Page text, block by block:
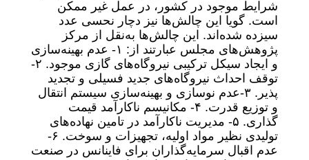
شرایط موجود در کشور، در عمل غیر ممکن
است. گویا این چالش‌ها نیز دچار نحسی عدد
سیزده شده‌اند. این چالش‌ها به‌نقل از مرکز
پژوهش‌های مجلس عبارتند از: ۱- عدم بهینه‌سازی
و ایجاد سیکل ترکیبی نیروگاه‌های گازی موجود. ۲-
توقف احداث نیروگاه‌های جدید فسیلی و تجدید
پذیر. ۳-عدم نوسازی و بهینه‌سازی سیستم انتقال
و توزیع قدرت. ۴- مکانیسم ناکارآمد قیمت
گذاری. ۵- مدیریت ناکارآمد در تامین نهاده‌های
تولیدی نظیر مواد اولیه، تجهیزات و سوخت. ۶-
عدم اقبال سرمایه‌گذاران برای فاینانس در صنعت